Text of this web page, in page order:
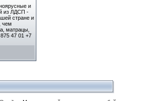
и
из ЛДСП -
стране и
чем
матрацы,
47 01 +7